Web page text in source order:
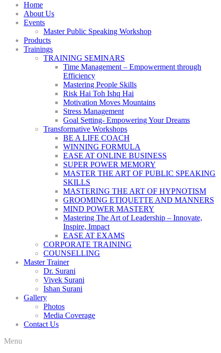
Home
About Us
Events
Master Public Speaking Workshop
Products
Trainings
TRAINING SEMINARS
Time Management – Empowerment through
Efficiency
Mastering People Skills
Risk Hai Toh Ishq Hai
Motivation Moves Mountains
Stress Management
Goal Setting- Empowering Your Dreams
Transformative Workshops
BE A LIFE COACH
WINNING FORMULA
EASE AT ONLINE BUSINESS
SUPER POWER MEMORY
MASTER THE ART OF PUBLIC SPEAKING
SKILLS
MASTERING THE ART OF HYPNOTISM
GROOMING ETIQUETTE AND MANNERS
MIND POWER MASTERY
Mastering The Art of Leadership – Innovate,
Inspire, Impact
EASE AT EXAMS
CORPORATE TRAINING
COUNSELLING
Master Trainer
Dr. Surani
Vivek Surani
Ishan Surani
Gallery
Photos
Media Coverage
Contact Us
Menu